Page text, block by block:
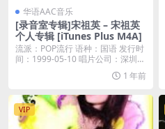
华语AAC音乐
[录音室专辑]宋祖英 – 宋祖英
个人专辑 [iTunes Plus M4A]
流派：POP流行 语种：国语 发行时
间：1999-05-10 唱片公司：深圳市
1 年前
VIP